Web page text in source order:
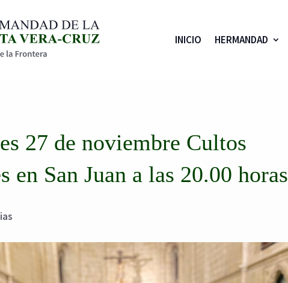
INICIO HERMANDAD
27 de noviembre Cultos
en San Juan a las 20.00 horas